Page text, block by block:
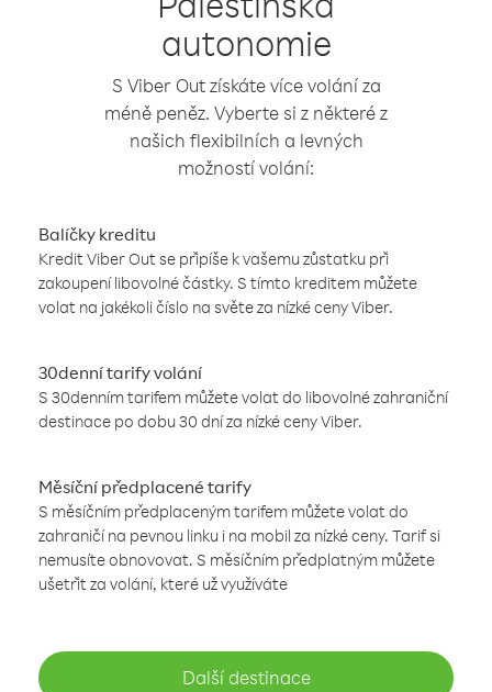
autonomie
S Viber Out získáte více volání za
méně peněz. Vyberte si z některé z
našich flexibilních a levných
možností volání:
Balíčky kreditu
Kredit Viber Out se připíše k vašemu zůstatku při
zakoupení libovolné částky. S tímto kreditem můžete
volat na jakékoli číslo na světe za nízké ceny Viber.
30denní tarify volání
S 30denním tarifem můžete volat do libovolné zahraniční
destinace po dobu 30 dní za nízké ceny Viber.
Měsíční předplacené tarify
S měsíčním předplaceným tarifem můžete volat do
zahraničí na pevnou linku i na mobil za nízké ceny. Tarif si
nemusíte obnovovat. S měsíčním předplatným můžete
ušetřit za volání, které už využíváte
Další destinace